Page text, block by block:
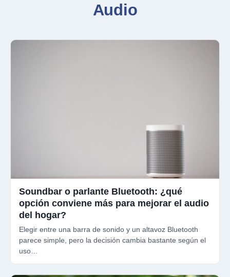
Audio
Soundbar o parlante Bluetooth: ¿qué
opción conviene más para mejorar el audio
del hogar?
Elegir entre una barra de sonido y un altavoz Bluetooth
parece simple, pero la decisión cambia bastante según el
uso…